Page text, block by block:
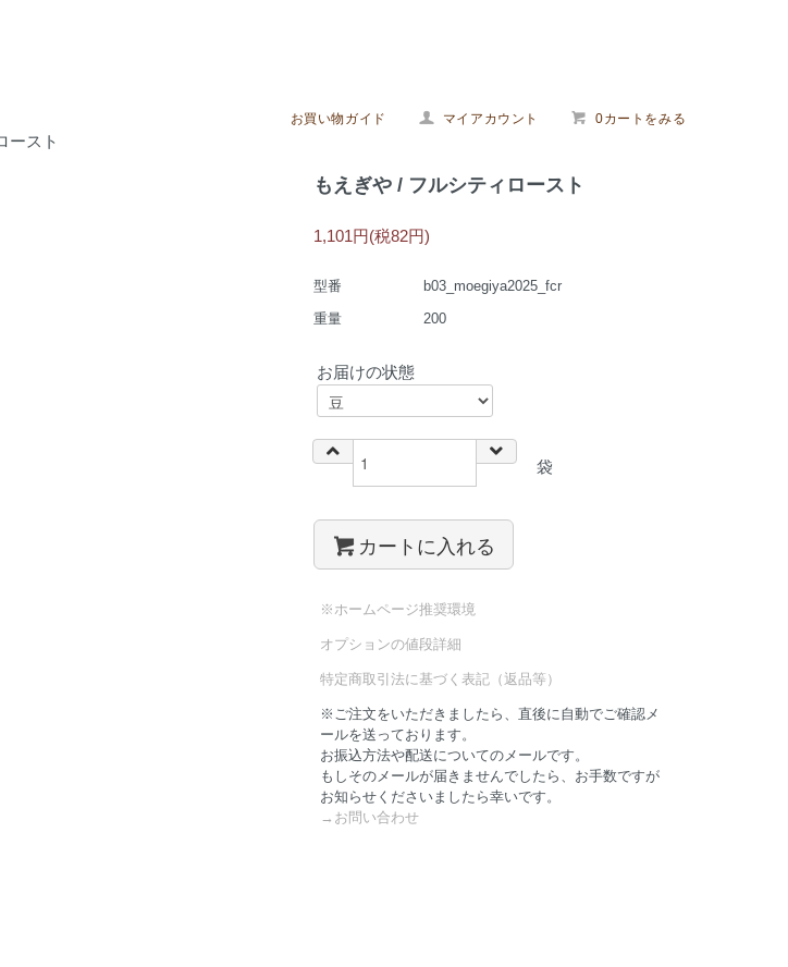
お買い物ガイド マイアカウント 0カートをみる
ースト
もえぎや / フルシティロースト
1,101円(税82円)
型番
b03_moegiya2025_fcr
重量
200
お届けの状態
袋
カートに入れる
※ホームページ推奨環境
オプションの値段詳細
特定商取引法に基づく表記（返品等）
※ご注文をいただきましたら、直後に自動でご確認メ
ールを送っております。
お振込方法や配送についてのメールです。
もしそのメールが届きませんでしたら、お手数ですが
お知らせくださいましたら幸いです。
→お問い合わせ